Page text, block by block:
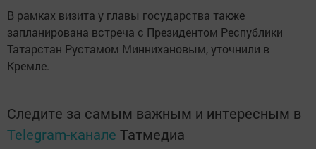
В рамках визита у главы государства также
запланирована встреча с Президентом Республики
Татарстан Рустамом Миннихановым, уточнили в
Кремле.
Следите за самым важным и интересным в
Telegram-канале Татмедиа